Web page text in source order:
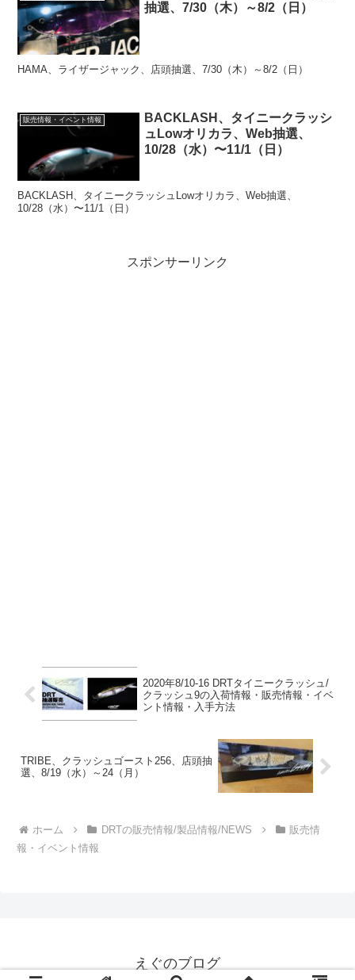
抽選、7/30（木）～8/2（日）
HAMA、ライザージャック、店頭抽選、7/30（木）～8/2（日）
販売情報・イベント情報
BACKLASH、タイニークラッシ
ュLowオリカラ、Web抽選、
10/28（水）〜11/1（日）
BACKLASH、タイニークラッシュLowオリカラ、Web抽選、
10/28（水）〜11/1（日）
スポンサーリンク
2020年8/10-16 DRTタイニークラッシュ/
クラッシュ9の入荷情報・販売情報・イベ
ント情報・入手方法
TRIBE、クラッシュゴースト256、店頭抽
選、8/19（水）～24（月）
ホーム DRTの販売情報/製品情報/NEWS
販売情
報・イベント情報
えぐのブログ